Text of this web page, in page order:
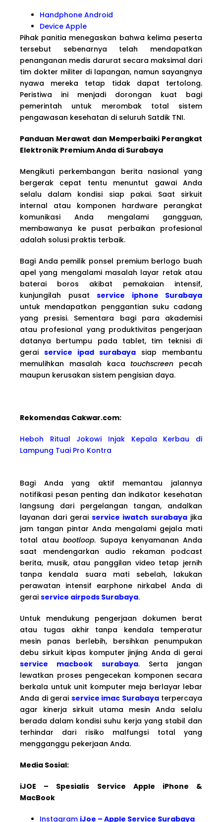
Handphone Android
Device Apple
Pihak panitia menegaskan bahwa kelima peserta
tersebut sebenarnya telah mendapatkan
penanganan medis darurat secara maksimal dari
tim dokter militer di lapangan, namun sayangnya
nyawa mereka tetap tidak dapat tertolong.
Peristiwa ini menjadi dorongan kuat bagi
pemerintah untuk merombak total sistem
pengawasan kesehatan di seluruh Satdik TNI.
Panduan Merawat dan Memperbaiki Perangkat
Elektronik Premium Anda di Surabaya
Mengikuti perkembangan berita nasional yang
bergerak cepat tentu menuntut gawai Anda
selalu dalam kondisi siap pakai. Saat sirkuit
internal atau komponen hardware perangkat
komunikasi Anda mengalami gangguan,
membawanya ke pusat perbaikan profesional
adalah solusi praktis terbaik.
Bagi Anda pemilik ponsel premium berlogo buah
apel yang mengalami masalah layar retak atau
baterai boros akibat pemakaian intensif,
kunjungilah pusat service iphone Surabaya
untuk mendapatkan penggantian suku cadang
yang presisi. Sementara bagi para akademisi
atau profesional yang produktivitas pengerjaan
datanya bertumpu pada tablet, tim teknisi di
gerai service ipad surabaya siap membantu
memulihkan masalah kaca touchscreen pecah
maupun kerusakan sistem pengisian daya.
Rekomendas Cakwar.com:
Heboh Ritual Jokowi Injak Kepala Kerbau di
Lampung Tuai Pro Kontra
Bagi Anda yang aktif memantau jalannya
notifikasi pesan penting dan indikator kesehatan
langsung dari pergelangan tangan, andalkan
layanan dari gerai service iwatch surabaya jika
jam tangan pintar Anda mengalami gejala mati
total ataubootloop. Supaya kenyamanan Anda
saat mendengarkan audio rekaman podcast
berita, musik, atau panggilan video tetap jernih
tanpa kendala suara mati sebelah, lakukan
perawatan intensif earphone nirkabel Anda di
gerai service airpods Surabaya.
Untuk mendukung pengerjaan dokumen berat
atau tugas akhir tanpa kendala temperatur
mesin panas berlebih, bersihkan penumpukan
debu sirkuit kipas komputer jinjing Anda di gerai
service macbook surabaya. Serta jangan
lewatkan proses pengecekan komponen secara
berkala untuk unit komputer meja berlayar lebar
Anda di gerai service imac Surabayaterpercaya
agar kinerja sirkuit utama mesin Anda selalu
berada dalam kondisi suhu kerja yang stabil dan
terhindar dari risiko malfungsi total yang
mengganggu pekerjaan Anda.
Media Sosial:
iJOE – Spesialis Service Apple iPhone &
MacBook
Instagram iJoe – Apple Service Surabaya